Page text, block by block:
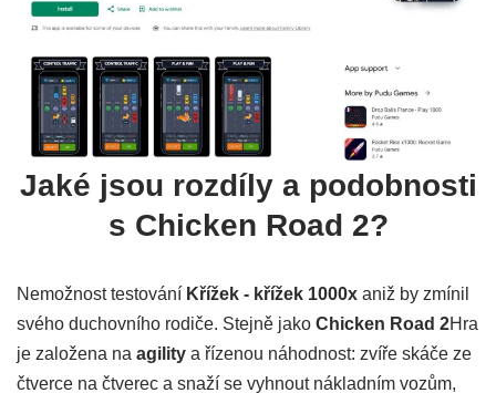
Jaké jsou rozdíly a podobnosti
s Chicken Road 2?
Nemožnost testování Křížek - křížek 1000x aniž by zmínil
svého duchovního rodiče. Stejně jako Chicken Road 2Hra
je založena na agility a řízenou náhodnost: zvíře skáče ze
čtverce na čtverec a snaží se vyhnout nákladním vozům,